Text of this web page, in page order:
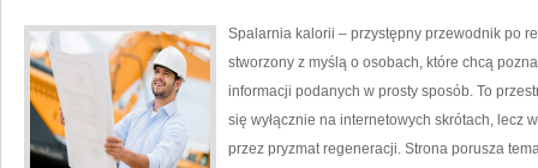
Spalarnia kalorii – przystępny przewodnik po
stworzony z myślą o osobach, które chcą
informacji podanych w prosty sposób. To
się wyłącznie na internetowych skrótach, lecz
przez pryzmat regeneracji. Strona porusza